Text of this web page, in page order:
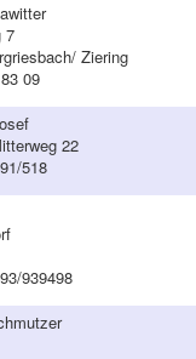
7
Ziering
09
22
518
939498